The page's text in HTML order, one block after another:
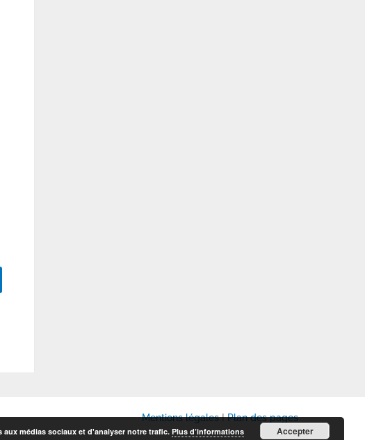
Mentions légalesIPlan des pages
médias sociaux et d'analyser notre trafic. Plus d’informations Accepter